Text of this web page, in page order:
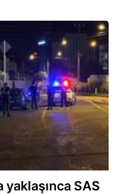
yaklaşınca SAS